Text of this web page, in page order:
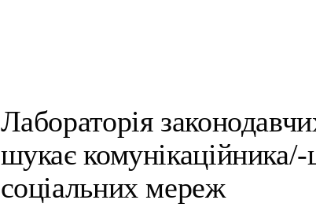
Лабораторія
шукає
соціальних мереж